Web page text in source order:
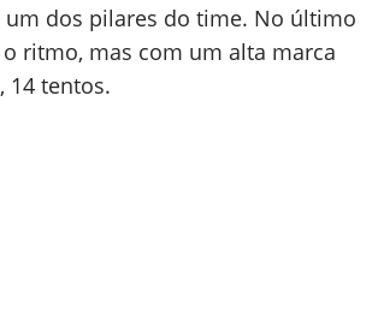
um dos pilares do time. No último
ritmo, mas com um alta marca
14 tentos.